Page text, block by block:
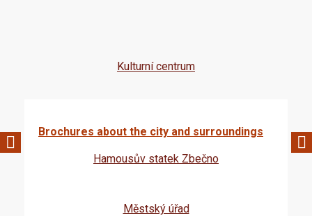
Brochures about the city and surroundings
Kulturní centrum
Městský úřad
Hamousův statek Zbečno